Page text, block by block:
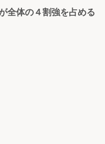
全体の４割強を占める